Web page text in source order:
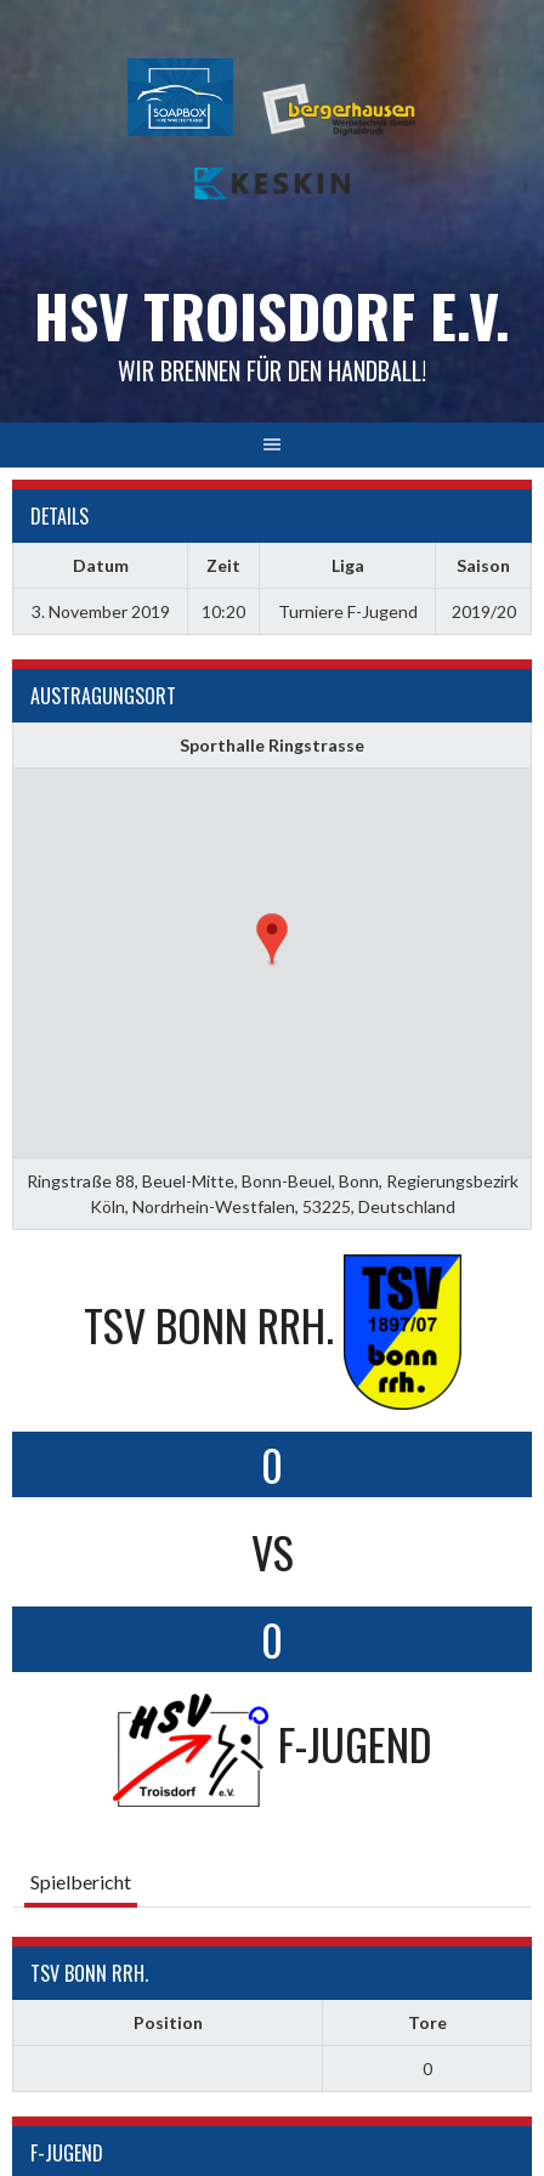
HSV TROISDORF E.V.
WIR BRENNEN FÜR DEN HANDBALL!
DETAILS
Datum Zeit Liga Saison
3. November 2019 10:20 Turniere F-Jugend 2019/20
AUSTRAGUNGSORT
Sporthalle Ringstrasse
Ringstraße 88, Beuel-Mitte, Bonn-Beuel, Bonn, Regierungsbezirk
Köln, Nordrhein-Westfalen, 53225, Deutschland
TSV BONN RRH.
0
VS
0
F-JUGEND
Spielbericht
TSV BONN RRH.
Position Tore
0
F-JUGEND